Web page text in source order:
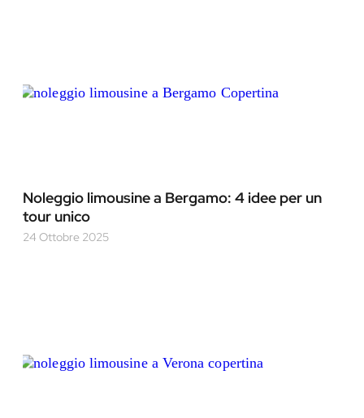
Noleggio limousine a Bergamo: 4 idee per un
tour unico
24 Ottobre 2025